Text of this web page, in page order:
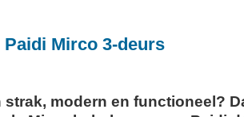
Mirco 3-deurs
strak, modern en functioneel?